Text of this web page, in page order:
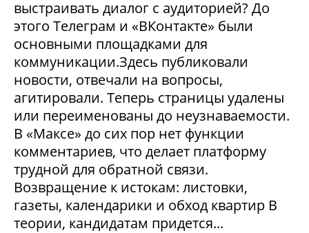
выстраивать диалог с аудиторией? До
этого Телеграм и «ВКонтакте» были
основными площадками для
коммуникации.Здесь публиковали
новости, отвечали на вопросы,
агитировали. Теперь страницы удалены
или переименованы до неузнаваемости.
В «Максе» до сих пор нет функции
комментариев, что делает платформу
трудной для обратной связи.
Возвращение к истокам: листовки,
газеты, календарики и обход квартир В
теории, кандидатам придется...